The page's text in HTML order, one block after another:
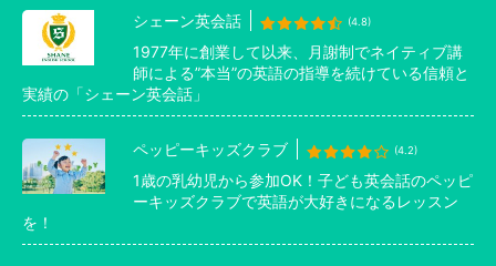
シェーン英会話 (4.8)
1977年に創業して以来、月謝制でネイティブ講
師による”本当”の英語の指導を続けている信頼と
実績の「シェーン英会話」
ペッピーキッズクラブ (4.2)
1歳の乳幼児から参加OK！子ども英会話のペッピ
ーキッズクラブで英語が大好きになるレッスン
を！